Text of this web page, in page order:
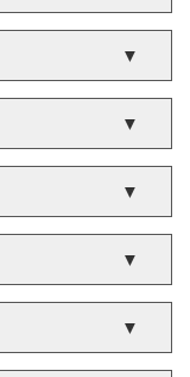
▼
▼
▼
▼
▼